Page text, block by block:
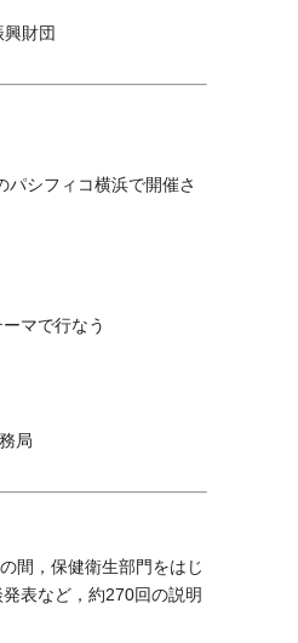
財団
シフィコ横浜で開催さ
マで行なう
局
間，保健衛生部門をはじ
表など，約270回の説明